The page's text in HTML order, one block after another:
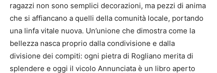
ragazzi non sono semplici decorazioni, ma pezzi di anima
che si affiancano a quelli della comunità locale, portando
una linfa vitale nuova. Un’unione che dimostra come la
bellezza nasca proprio dalla condivisione e dalla
divisione dei compiti: ogni pietra di Rogliano merita di
splendere e oggi il vicolo Annunciata è un libro aperto